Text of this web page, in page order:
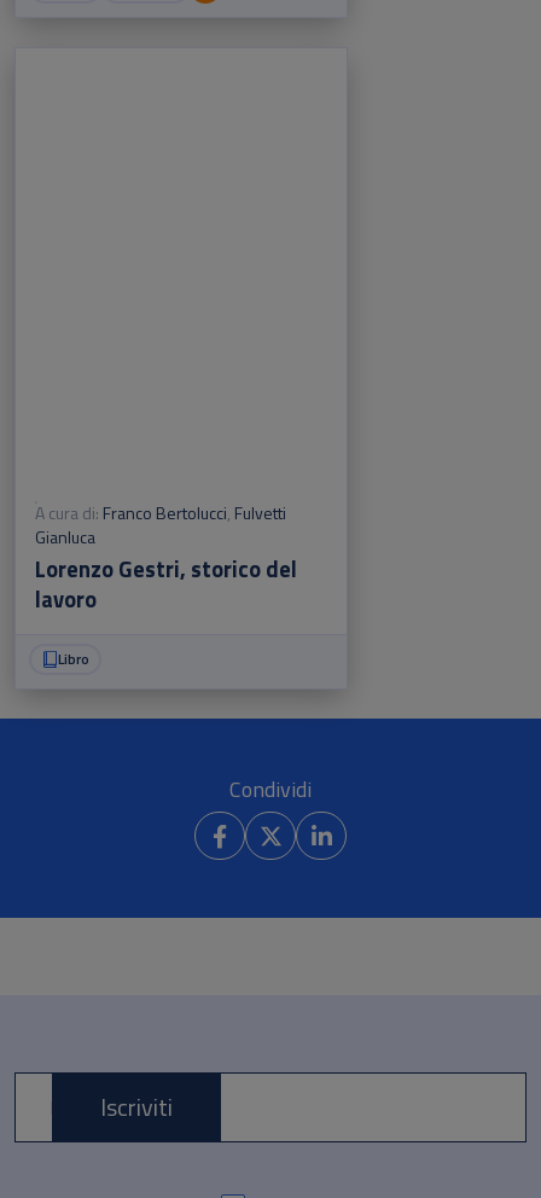
A cura di: Franco Bertolucci, Fulvetti
Gianluca
Lorenzo Gestri, storico del
lavoro
Libro
Condividi
E-mail *Iscriviti